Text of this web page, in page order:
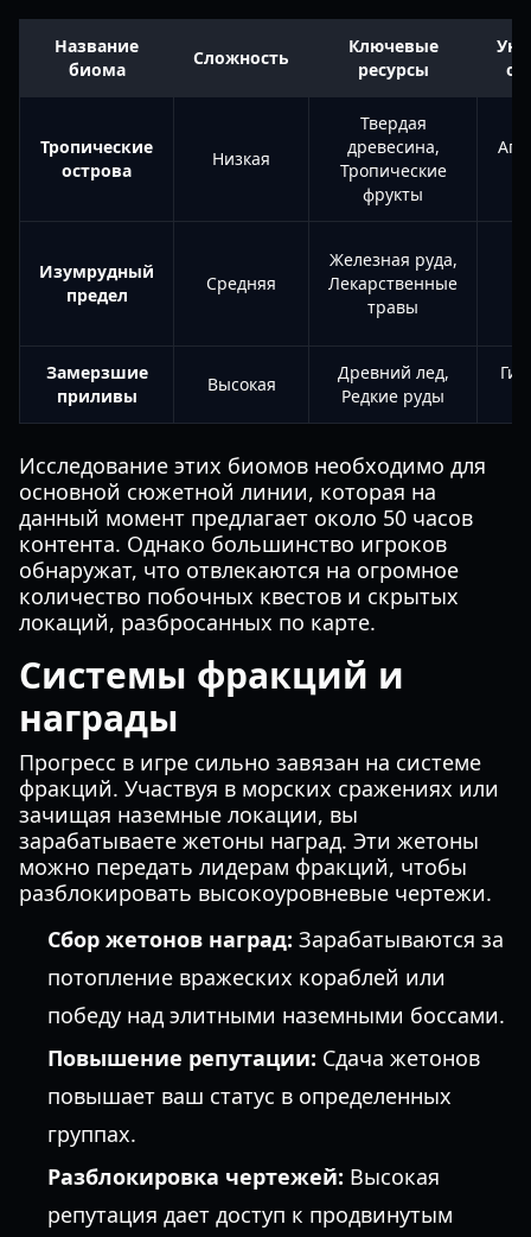
Название
биома
Сложность
Ключевые
ресурсы
Тропические
острова
Низкая
Твердая
древесина,
Тропические
фрукты
Изумрудный
предел
Средняя
Железная руда,
Лекарственные
травы
Замерзшие
приливы
Высокая
Древний лед,
Редкие руды
Исследование этих биомов необходимо для
основной сюжетной линии, которая на
данный момент предлагает около 50 часов
контента. Однако большинство игроков
обнаружат, что отвлекаются на огромное
количество побочных квестов и скрытых
локаций, разбросанных по карте.
Системы фракций и
награды
Прогресс в игре сильно завязан на системе
фракций. Участвуя в морских сражениях или
зачищая наземные локации, вы
зарабатываете жетоны наград. Эти жетоны
можно передать лидерам фракций, чтобы
разблокировать высокоуровневые чертежи.
Сбор жетонов наград: Зарабатываются за
потопление вражеских кораблей или
победу над элитными наземными боссами.
Повышение репутации: Сдача жетонов
повышает ваш статус в определенных
группах.
Разблокировка чертежей: Высокая
репутация дает доступ к продвинутым